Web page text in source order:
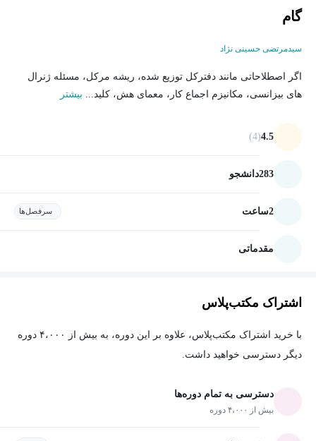
گام
سیدمرتضی حسینی نژاد
اگر اصطلاحاتی مانند دفترکل توزیع شده، ریشه مرکل، مسئله ژنرال
های بیزانسی، مکانیزم اجماع کار، معمای هش، کلید... بیشتر
4.5
(4)
283دانشجو
2ساعت سرفصل‌ها
مقدماتی
اشتراک مکتب‌پلاس
با خرید اشتراک مکتب‌پلاس، علاوه بر این دوره، به بیش از ۴،۰۰۰ دوره
دیگر دسترسی خواهید داشت.
دسترسی به تمام دوره‌ها
بیش از ۴،۰۰۰ دوره